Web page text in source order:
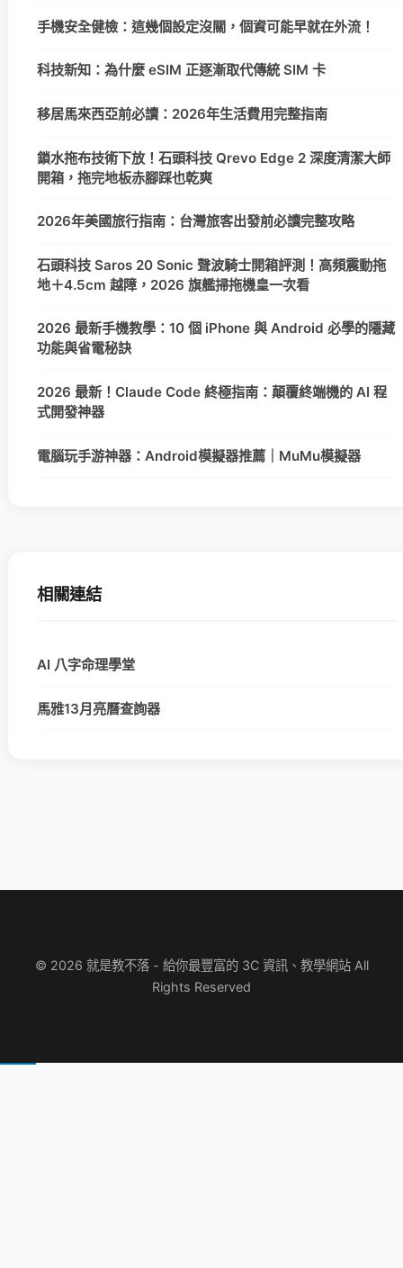
手機安全健檢：這幾個設定沒關，個資可能早就在外流！
科技新知：為什麼 eSIM 正逐漸取代傳統 SIM 卡
移居馬來西亞前必讀：2026年生活費用完整指南
鎖水拖布技術下放！石頭科技 Qrevo Edge 2 深度清潔大師
開箱，拖完地板赤腳踩也乾爽
2026年美國旅行指南：台灣旅客出發前必讀完整攻略
石頭科技 Saros 20 Sonic 聲波騎士開箱評測！高頻震動拖
地＋4.5cm 越障，2026 旗艦掃拖機皇一次看
2026 最新手機教學：10 個 iPhone 與 Android 必學的隱藏
功能與省電秘訣
2026 最新！Claude Code 終極指南：顛覆終端機的 AI 程
式開發神器
電腦玩手游神器：Android模擬器推薦｜MuMu模擬器
相關連結
AI 八字命理學堂
馬雅13月亮曆查詢器
© 2026 就是教不落 - 給你最豐富的 3C 資訊、教學網站 All
Rights Reserved